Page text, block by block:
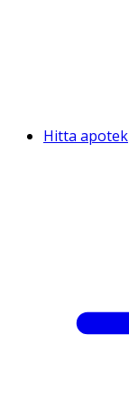
Hitta apotek